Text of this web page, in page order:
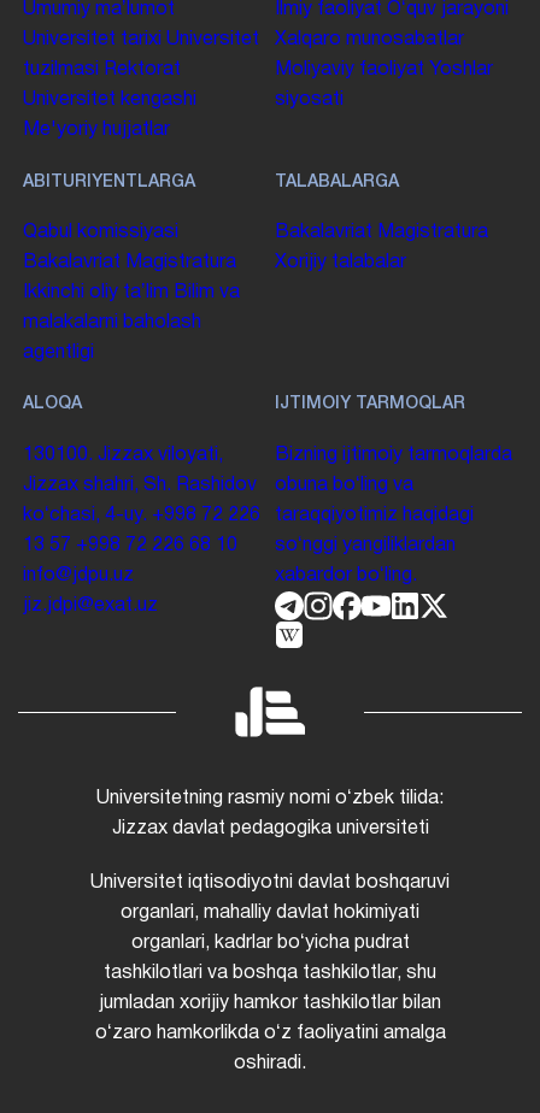
Umumiy maʼlumot
Universitet tarixi Universitet
tuzilmasi
Rektorat
Universitet kengashi
Me'yoriy hujjatlar
Ilmiy faoliyat Oʻquv jarayoni
Xalqaro munosabatlar
Moliyaviy faoliyat Yoshlar
siyosati
ABITURIYENTLARGA
Qabul komissiyasi
Bakalavriat Magistratura
Ikkinchi oliy taʼlim Bilim va
malakalarni baholash
agentligi
TALABALARGA
Bakalavriat Magistratura
Xorijiy talabalar
ALOQA
130100. Jizzax viloyati,
Jizzax shahri, Sh. Rashidov
koʻchasi, 4-uy. +998 72 226
13 57 +998 72 226 68 10
info@jdpu.uz
jiz.jdpi@exat.uz
IJTIMOIY TARMOQLAR
Bizning ijtimoiy tarmoqlarda
obuna boʻling va
taraqqiyotimiz haqidagi
soʻnggi yangiliklardan
xabardor boʻling.
Universitetning rasmiy nomi oʻzbek tilida:
Jizzax davlat pedagogika universiteti
Universitet iqtisodiyotni davlat boshqaruvi
organlari, mahalliy davlat hokimiyati
organlari, kadrlar boʻyicha pudrat
tashkilotlari va boshqa tashkilotlar, shu
jumladan xorijiy hamkor tashkilotlar bilan
oʻzaro hamkorlikda oʻz faoliyatini amalga
oshiradi.